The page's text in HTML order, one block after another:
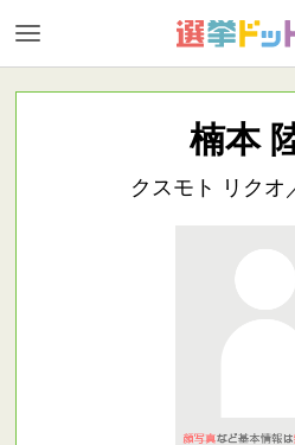
楠本
クスモト リクオ